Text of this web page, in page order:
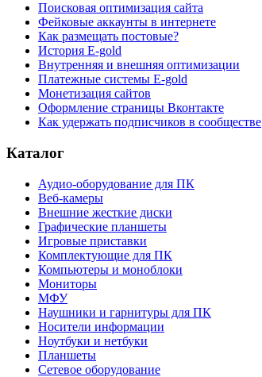
Поисковая оптимизация сайта
Фейковые аккаунты в интернете
Как размещать постовые?
История E-gold
Внутренняя и внешняя оптимизации
Платежные системы E-gold
Монетизация сайтов
Оформление страницы Вконтакте
Как удержать подписчиков в сообществе
Каталог
Аудио-оборудование для ПК
Веб-камеры
Внешние жесткие диски
Графические планшеты
Игровые приставки
Комплектующие для ПК
Компьютеры и моноблоки
Мониторы
МФУ
Наушники и гарнитуры для ПК
Носители информации
Ноутбуки и нетбуки
Планшеты
Сетевое оборудование